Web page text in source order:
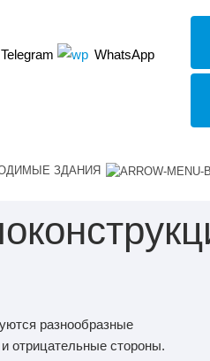
Telegram WhatsApp
ЗДАНИЯ
разнообразные
отрицательные стороны.